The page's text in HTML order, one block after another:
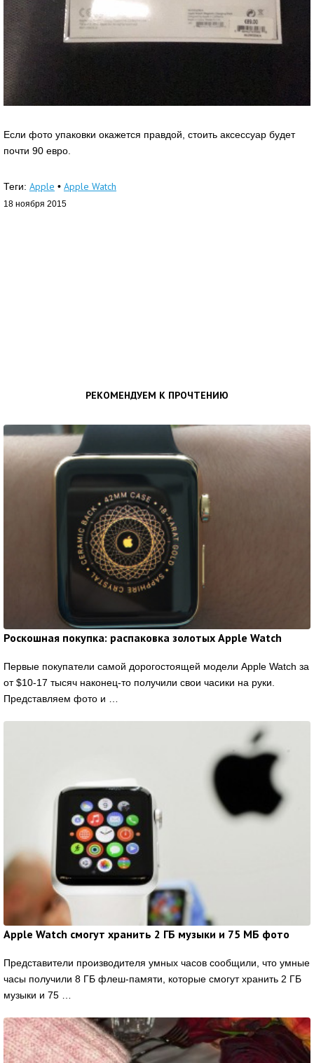
Если фото упаковки окажется правдой, стоить аксессуар будет
почти 90 евро.
Теги: Apple • Apple Watch
18 ноября 2015
РЕКОМЕНДУЕМ К ПРОЧТЕНИЮ
Роскошная покупка: распаковка золотых Apple Watch
Первые покупатели самой дорогостоящей модели Apple Watch за
от $10-17 тысяч наконец-то получили свои часики на руки.
Представляем фото и …
Apple Watch смогут хранить 2 ГБ музыки и 75 МБ фото
Представители производителя умных часов сообщили, что умные
часы получили 8 ГБ флеш-памяти, которые смогут хранить 2 ГБ
музыки и 75 …